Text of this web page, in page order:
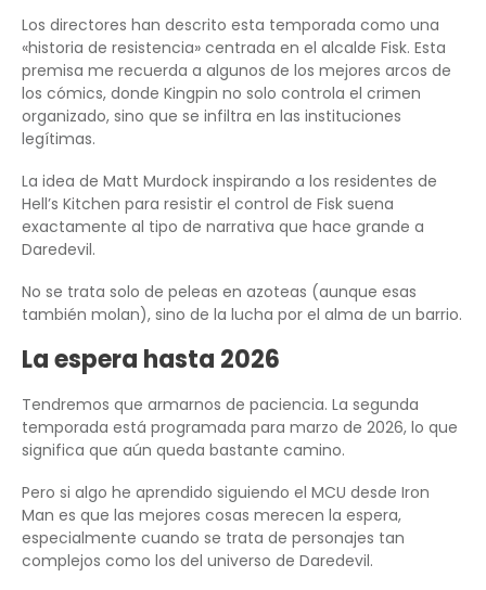
Los directores han descrito esta temporada como una
«historia de resistencia» centrada en el alcalde Fisk. Esta
premisa me recuerda a algunos de los mejores arcos de
los cómics, donde Kingpin no solo controla el crimen
organizado, sino que se infiltra en las instituciones
legítimas.
La idea de Matt Murdock inspirando a los residentes de
Hell’s Kitchen para resistir el control de Fisk suena
exactamente al tipo de narrativa que hace grande a
Daredevil.
No se trata solo de peleas en azoteas (aunque esas
también molan), sino de la lucha por el alma de un barrio.
La espera hasta 2026
Tendremos que armarnos de paciencia. La segunda
temporada está programada para marzo de 2026, lo que
significa que aún queda bastante camino.
Pero si algo he aprendido siguiendo el MCU desde Iron
Man es que las mejores cosas merecen la espera,
especialmente cuando se trata de personajes tan
complejos como los del universo de Daredevil.